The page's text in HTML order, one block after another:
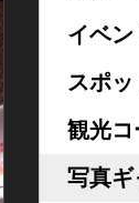
イベン
スポッ
観光コ
写真ギ